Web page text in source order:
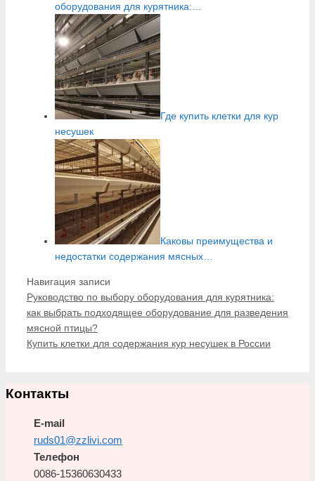
оборудования для курятника:…
Где купить клетки для кур
несушек
Каковы преимущества и
недостатки содержания мясных…
Навигация записи
Руководство по выбору оборудования для курятника:
как выбрать подходящее оборудование для разведения
мясной птицы?
Купить клетки для содержания кур несушек в России
Контакты
E-mail
ruds01@zzlivi.com
Телефон
0086-15360630433